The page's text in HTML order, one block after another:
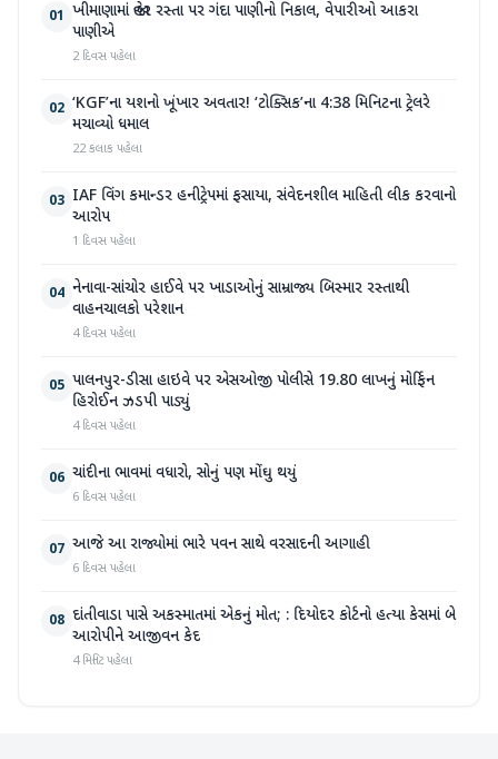
01 ખીમાણામાં જાહેર રસ્તા પર ગંદા પાણીનો નિકાલ, વેપારીઓ આકરા
પાણીએ
2 દિવસ પહેલા
02 ‘KGF’ના યશનો ખૂંખાર અવતાર! ‘ટોક્સિક’ના 4:38 મિનિટના ટ્રેલરે
મચાવ્યો ધમાલ
22 કલાક પહેલા
03 IAF વિંગ કમાન્ડર હનીટ્રેપમાં ફસાયા, સંવેદનશીલ માહિતી લીક કરવાનો
આરોપ
1 દિવસ પહેલા
04 નેનાવા-સાંચોર હાઈવે પર ખાડાઓનું સામ્રાજ્ય બિસ્માર રસ્તાથી
વાહનચાલકો પરેશાન
4 દિવસ પહેલા
05 પાલનપુર-ડીસા હાઇવે પર એસઓજી પોલીસે 19.80 લાખનું મોર્ફિન
હિરોઈન ઝડપી પાડ્યું
4 દિવસ પહેલા
06 ચાંદીના ભાવમાં વધારો, સોનું પણ મોંઘુ થયું
6 દિવસ પહેલા
07 આજે આ રાજ્યોમાં ભારે પવન સાથે વરસાદની આગાહી
6 દિવસ પહેલા
08 દાંતીવાડા પાસે અકસ્માતમાં એકનું મોત; : દિયોદર કોર્ટનો હત્યા કેસમાં બે
આરોપીને આજીવન કેદ
4 મિનિટ પહેલા